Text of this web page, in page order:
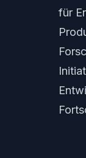
für